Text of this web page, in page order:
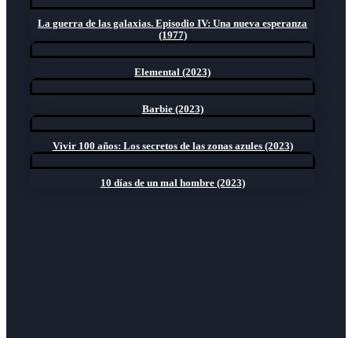
La guerra de las galaxias. Episodio IV: Una nueva esperanza
(1977)
Elemental (2023)
Barbie (2023)
Vivir 100 años: Los secretos de las zonas azules (2023)
10 días de un mal hombre (2023)